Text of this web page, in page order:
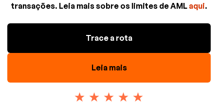
transações. Leia mais sobre os limites de AML aqui.
Trace a rota
Leia mais